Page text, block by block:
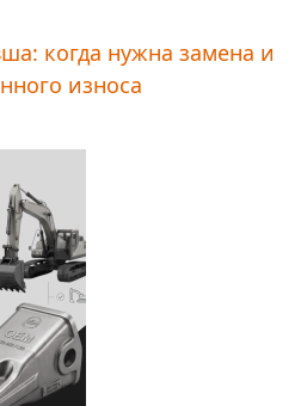
когда нужна замена и
износа